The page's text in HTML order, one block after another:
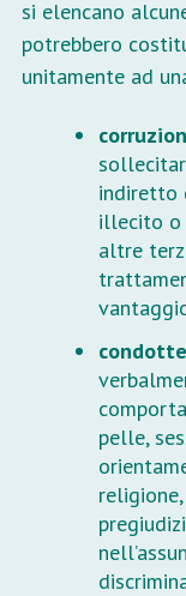
si elencano
potrebbero
unitamente ad
indiretto
illecito o
altre
pelle,